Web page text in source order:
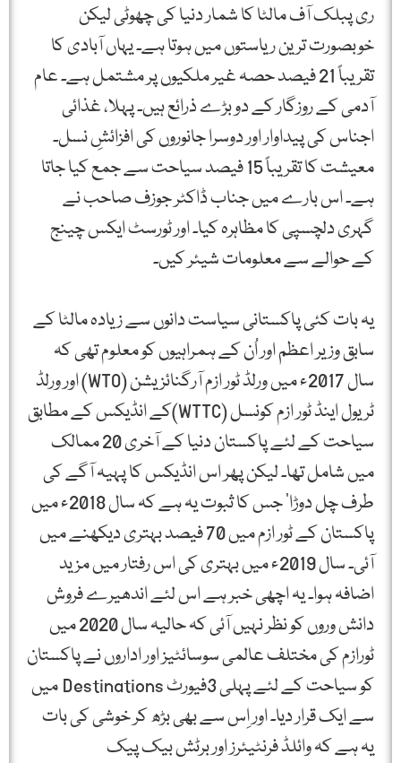
ری پبلک آف مالٹا کا شمار دنیا کی چھوٹی لیکن
خوبصورت ترین ریاستوں میں ہوتا ہے۔ یہاں آبادی کا
تقریباً 21 فیصد حصہ غیر ملکیوں پر مشتمل ہے۔ عام
آدمی کے روزگار کے دو بڑے ذرائع ہیں۔ پہلا، غذائی
اجناس کی پیداوار اور دوسرا جانوروں کی افزائشِ نسل۔
معیشت کا تقریباً 15 فیصد سیاحت سے جمع کیا جاتا
ہے۔ اس بارے میں جناب ڈاکٹر جوزف صاحب نے
گہری دلچسپی کا مظاہرہ کیا۔ اور ٹورسٹ ایکس چینج
کے حوالے سے معلومات شیئر کیں۔
یہ بات کئی پاکستانی سیاست دانوں سے زیادہ مالٹا کے
سابق وزیر اعظم اور اُن کے ہمراہیوں کو معلوم تھی کہ
سال 2017ء میں ورلڈ ٹور ازم آرگنائزیشن (WTO) اور ورلڈ
ٹریول اینڈ ٹور ازم کونسل (WTTC)کے انڈیکس کے مطابق
سیاحت کے لئے پاکستان دنیا کے آخری 20 ممالک
میں شامل تھا۔ لیکن پھر اس انڈیکس کا پہیہ آگے کی
طرف چل دوڑا‘ جس کا ثبوت یہ ہے کہ سال 2018ء میں
پاکستان کے ٹور ازم میں 70 فیصد بہتری دیکھنے میں
آئی۔ سال 2019ء میں بہتری کی اس رفتار میں مزید
اضافہ ہوا۔ یہ اچھی خبر ہے اس لئے اندھیرے فروش
دانش وروں کو نظر نہیں آئی کہ حالیہ سال 2020 میں
ٹورازم کی مختلف عالمی سوسائٹیز اور اداروں نے پاکستان
کو سیاحت کے لئے پہلی 3فیورٹ Destinations میں
سے ایک قرار دیا۔ اور اِس سے بھی بڑھ کر خوشی کی بات
یہ ہے کہ وائلڈ فرنٹیئرز اور برٹش بیک پیک